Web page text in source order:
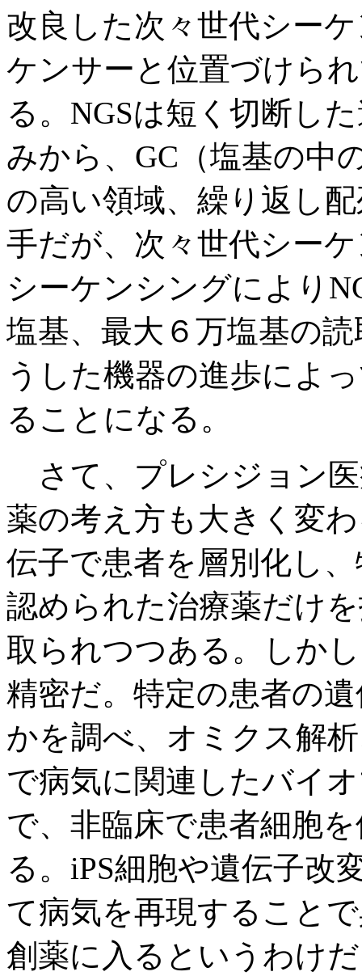
改良した次々世代シー
ケンサーと位置づけら
る。NGSは短く切断し
みから、GC（塩基の中
の高い領域、繰り返し
手だが、次々世代シー
シーケンシングにより
塩基、最大６万塩基の
うした機器の進歩によ
ることになる。
さて、プレシジョン
薬の考え方も大きく変
伝子で患者を層別化し
認められた治療薬だけ
取られつつある。しか
精密だ。特定の患者の
かを調べ、オミクス解
で病気に関連したバイ
で、非臨床で患者細胞
る。iPS細胞や遺伝子改
て病気を再現すること
創薬に入るというわけ